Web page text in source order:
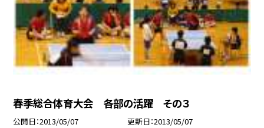
春季総合体育大会 各部の活躍 その３
公開日 2013/05/07 更新日 2013/05/07